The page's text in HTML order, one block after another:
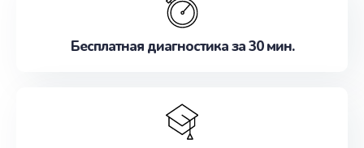
Бесплатная диагностика за 30 мин.